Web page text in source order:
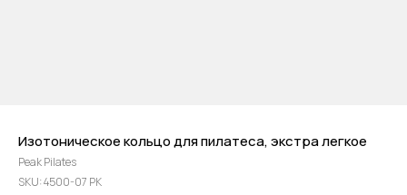
Изотоническое кольцо для пилатеса, экстра легкое
Peak Pilates
SKU:4500-07 PK